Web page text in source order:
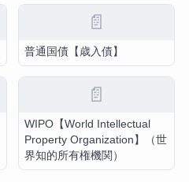
📄
普通国債【歳入債】
📄
WIPO【World Intellectual
Property Organization】（世
界知的所有権機関）